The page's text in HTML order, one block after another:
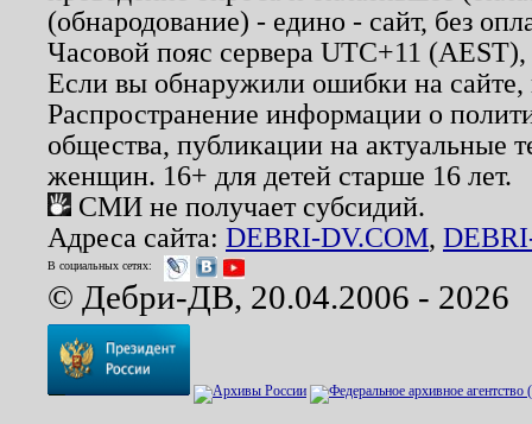
(обнародование) - едино - сайт, без
Часовой пояс сервера UTC+11
Если вы обнаружили ошибки на
Распространение информации о
общества, публикации на актуальные
женщин. 16+ для детей старше 16 лет.
СМИ не получает субсидий.
Адреса сайта: DEBRI-DV.COM,
В социальных сетях:
© Дебри-ДВ, 20.04.2006 - 2026